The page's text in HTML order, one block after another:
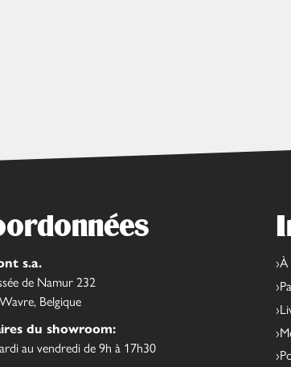
s.a.
de Namur 232
Belgique
du showroom:
au vendredi de 9h à 17h30
À